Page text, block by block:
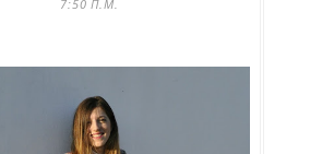
7:50 Π.Μ.